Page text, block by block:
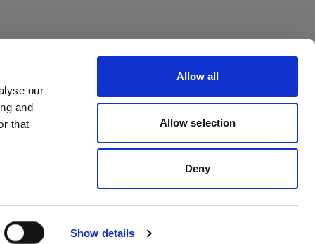
our
and
that
Show details
Allow all
Allow selection
Deny